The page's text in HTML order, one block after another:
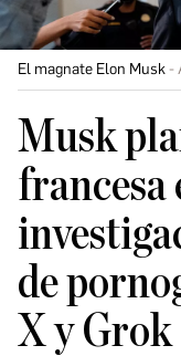
El magnate Elon Musk
Musk
francesa
de
X y Grok